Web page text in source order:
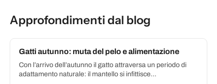
Approfondimenti dal blog
Gatti autunno: muta del pelo e alimentazione
Con l’arrivo dell’autunno il gatto attraversa un periodo di
adattamento naturale: il mantello si infittisce...